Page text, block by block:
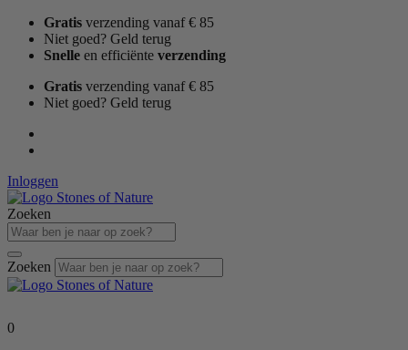
naar
Gratis verzending vanaf € 85
Niet goed? Geld terug
Snelle en efficiënte verzending
Gratis verzending vanaf € 85
Niet goed? Geld terug
Inloggen
Zoeken
Zoeken
0